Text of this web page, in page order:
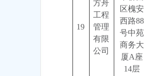
19
方舟
工程
管理
有限
公司
区槐安
西路88
号中苑
商务大
厦A座
14层